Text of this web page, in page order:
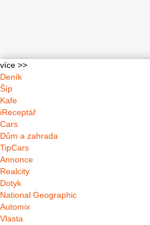
více >>
Deník
Šíp
Kafe
iReceptář
Cars
Dům a zahrada
TipCars
Annonce
Realcity
Dotyk
National Geographic
Automix
Vlasta